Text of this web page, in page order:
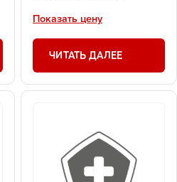
Показать цену
ЧИТАТЬ ДАЛЕЕ